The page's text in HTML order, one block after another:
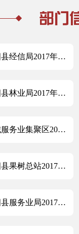
朝阳县经信局2017年政府信息公开工作年度报告
朝阳县林业局2017年政府信息工作年度报告
柳城服务业集聚区2017年信息公开年度工作报告
朝阳县果树总站2017年政府信息公开年度报告
朝阳县服务业局2017年度政府信息公开工作年度报告